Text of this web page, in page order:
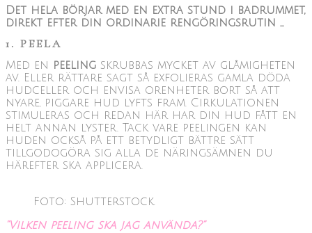
Det hela börjar med en extra stund i badrummet,
direkt efter din ordinarie rengöringsrutin …
1. PEELA
Med en peeling skrubbas mycket av glåmigheten
av. Eller rättare sagt så exfolieras gamla döda
hudceller och envisa orenheter bort så att
nyare, piggare hud lyfts fram. Cirkulationen
stimuleras och redan här har din hud fått en
helt annan lyster. Tack vare peelingen kan
huden också på ett betydligt bättre sätt
tillgodogöra sig alla de näringsämnen du
härefter ska applicera.
Foto: Shutterstock.
”Vilken peeling ska jag använda?”